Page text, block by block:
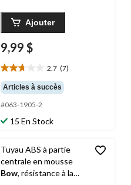
Ajouter
9,99 $
2.7 (7)
2.7
étoile(s)
sur
5.
7
Articles à succès
#063-1905-2
15 En Stock
Tuyau ABS à partie
centrale en mousse
Bow, résistance à la